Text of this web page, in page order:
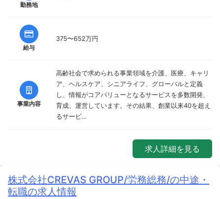
勤務地
給与
375〜652万円
事業内容
高齢社会で求められる事業領域を介護、医療、キャリ
ア、ヘルスケア、シニアライフ、グローバルと定義
し、情報がコアバリューとなるサービスを多数開発、
育成、運営しています。その結果、創業以来40を超え
るサービ…
求人詳細を見る
株式会社CREVAS GROUP/労務総務/の中途・
転職の求人情報